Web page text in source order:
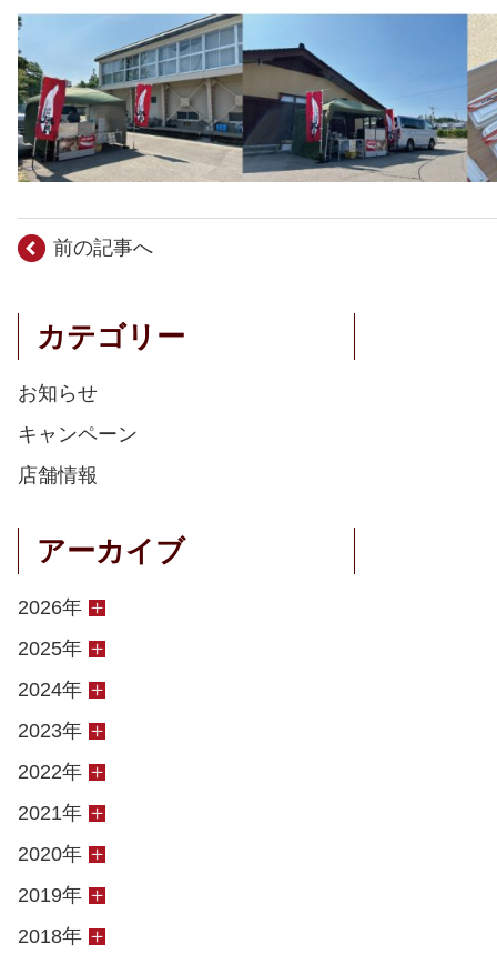
前の記事へ
カテゴリー
お知らせ
キャンペーン
店舗情報
アーカイブ
2026年
2025年
2024年
2023年
2022年
2021年
2020年
2019年
2018年